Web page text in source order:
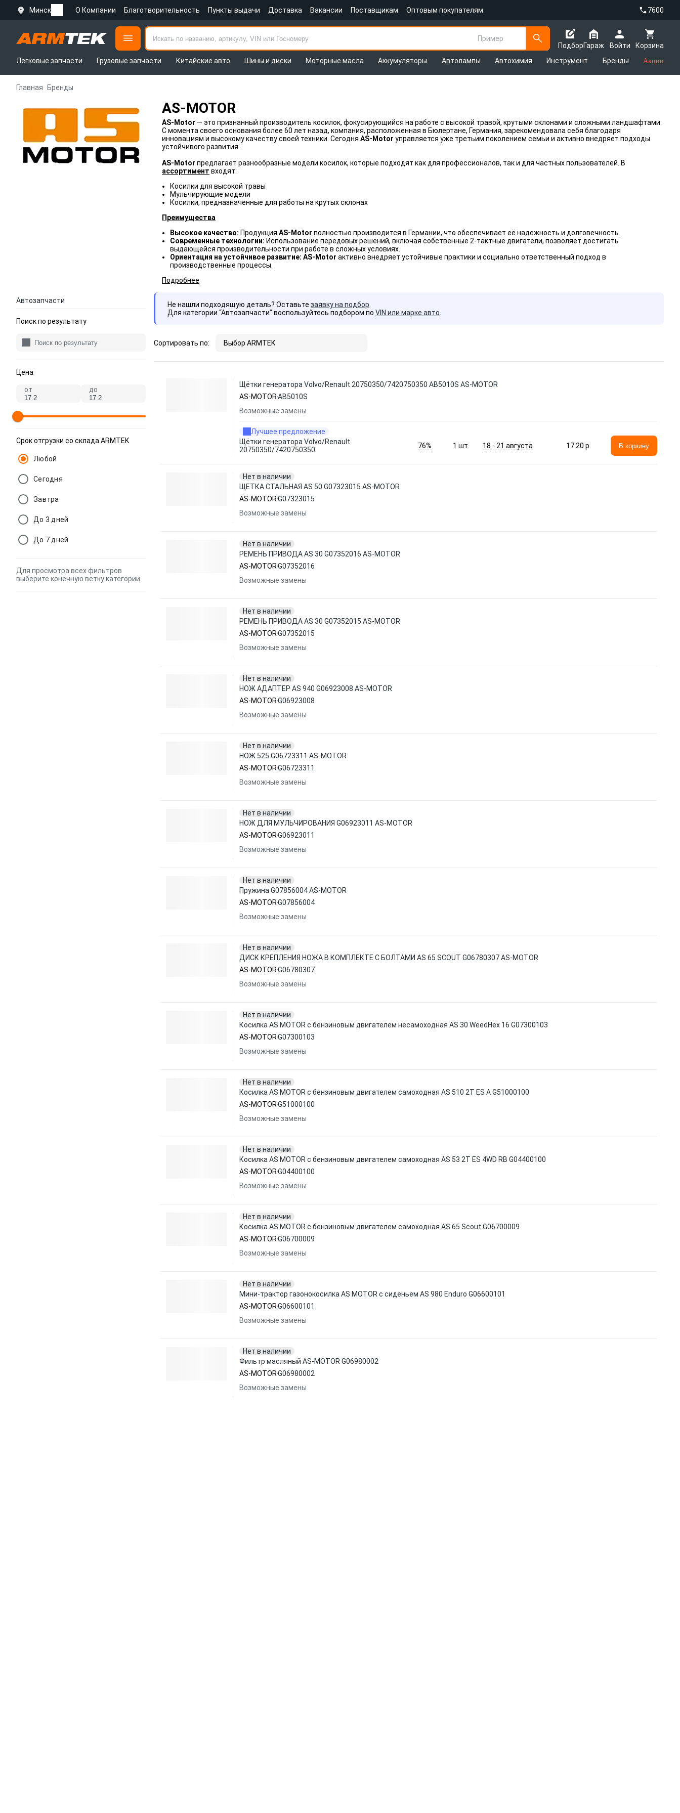
Минск О Компании Благотворительность Пункты выдачи Доставка Вакансии Поставщикам Оптовым покупателям 7600
Пример
Подбор
Корзина
Гараж
Войти
Легковые запчасти
Грузовые запчасти Китайские авто Шины и диски Моторные масла Аккумуляторы Автолампы Автохимия Инструмент Бренды Акции
Главная Бренды
AS-MOTOR
AS-Motor — это признанный производитель косилок, фокусирующийся на работе с высокой травой, крутыми склонами и сложными ландшафтами.
С момента своего основания более 60 лет назад, компания, расположенная в Бюлертане, Германия, зарекомендовала себя благодаря
инновациям и высокому качеству своей техники. Сегодня AS-Motor управляется уже третьим поколением семьи и активно внедряет подходы
устойчивого развития.
AS-Motor предлагает разнообразные модели косилок, которые подходят как для профессионалов, так и для частных пользователей. В
ассортимент входят:
Косилки для высокой травы
Мульчирующие модели
Косилки, предназначенные для работы на крутых склонах
Преимущества
Высокое качество: Продукция AS-Motor полностью производится в Германии, что обеспечивает её надежность и долговечность.
Современные технологии: Использование передовых решений, включая собственные 2-тактные двигатели, позволяет достигать
выдающейся производительности при работе в сложных условиях.
Ориентация на устойчивое развитие: AS-Motor активно внедряет устойчивые практики и социально ответственный подход в
производственные процессы.
Подробнее
Автозапчасти
Поиск по результату
Цена
от до
Срок отгрузки со склада ARMTEK
Любой
Сегодня
Завтра
До 3 дней
До 7 дней
Для просмотра всех фильтров
выберите конечную ветку категории
Не нашли подходящую деталь? Оставьте заявку на подбор
Для категории “Автозапчасти” воспользуйтесь подбором по VIN или марке авто
Сортировать по: Выбор ARMTEK
Щётки генератора Volvo/Renault 20750350/7420750350 AB5010S AS-MOTOR
AS-MOTORAB5010S
Возможные замены
Лучшее предложение
Щётки генератора Volvo/Renault
20750350/7420750350
76% 1 шт. 18 - 21 августа 17.20 p. В корзину
Нет в наличии
ЩЕТКА СТАЛЬНАЯ AS 50 G07323015 AS-MOTOR
AS-MOTORG07323015
Возможные замены
Нет в наличии
РЕМЕНЬ ПРИВОДА AS 30 G07352016 AS-MOTOR
AS-MOTORG07352016
Возможные замены
Нет в наличии
РЕМЕНЬ ПРИВОДА AS 30 G07352015 AS-MOTOR
AS-MOTORG07352015
Возможные замены
Нет в наличии
НОЖ АДАПТЕР AS 940 G06923008 AS-MOTOR
AS-MOTORG06923008
Возможные замены
Нет в наличии
НОЖ 525 G06723311 AS-MOTOR
AS-MOTORG06723311
Возможные замены
Нет в наличии
НОЖ ДЛЯ МУЛЬЧИРОВАНИЯ G06923011 AS-MOTOR
AS-MOTORG06923011
Возможные замены
Нет в наличии
Пружина G07856004 AS-MOTOR
AS-MOTORG07856004
Возможные замены
Нет в наличии
ДИСК КРЕПЛЕНИЯ НОЖА В КОМПЛЕКТЕ С БОЛТАМИ AS 65 SCOUT G06780307 AS-MOTOR
AS-MOTORG06780307
Возможные замены
Нет в наличии
Косилка AS MOTOR с бензиновым двигателем несамоходная AS 30 WeedHex 16 G07300103
AS-MOTORG07300103
Возможные замены
Нет в наличии
Косилка AS MOTOR с бензиновым двигателем самоходная AS 510 2T ES A G51000100
AS-MOTORG51000100
Возможные замены
Нет в наличии
Косилка AS MOTOR с бензиновым двигателем самоходная AS 53 2T ES 4WD RB G04400100
AS-MOTORG04400100
Возможные замены
Нет в наличии
Косилка AS MOTOR с бензиновым двигателем самоходная AS 65 Scout G06700009
AS-MOTORG06700009
Возможные замены
Нет в наличии
Мини-трактор газонокосилка AS MOTOR с сиденьем AS 980 Enduro G06600101
AS-MOTORG06600101
Возможные замены
Нет в наличии
Фильтр масляный AS-MOTOR G06980002
AS-MOTORG06980002
Возможные замены